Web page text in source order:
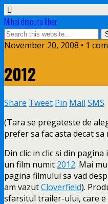
Mihai discuta liber
November 20, 2008 • 1
2012
Share Tweet Pin Mail SMS
(Tara se pregateste de
prefer sa fac asta decat sa
Din clic in clic si din
un film numit 2012. Mai
pagina filmului sa vad
am vazutCloverfield).
sfarsitul trailer-ului, care e